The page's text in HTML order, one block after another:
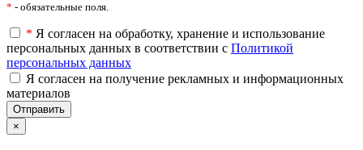
* - обязательные поля.
* Я согласен на обработку, хранение и использование
персональных данных в соответствии с Политикой
персональных данных
Я согласен на получение рекламных и информационных
материалов
×